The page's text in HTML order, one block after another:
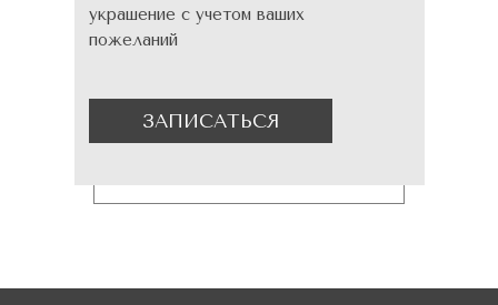
украшение с учетом ваших
пожеланий
ЗАПИСАТЬСЯ